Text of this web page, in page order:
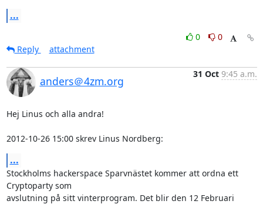
...
0
0
Reply
attachment
anders＠4zm.org
31 Oct 9:45 a.m.
Hej Linus och alla andra!
2012-10-26 15:00 skrev Linus Nordberg:
...
Stockholms hackerspace Sparvnästet kommer att ordna ett
Cryptoparty som
avslutning på sitt vinterprogram. Det blir den 12 Februari